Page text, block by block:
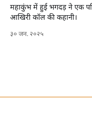
महाकुंभ में हुई भगदड़ ने एक
आखिरी कॉल की कहानी।
३० जन. २०२५